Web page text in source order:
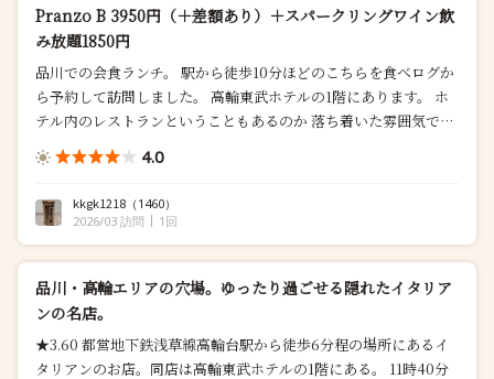
Pranzo B 3950円（＋差額あり）＋スパークリングワイン飲
み放題1850円
品川での会食ランチ。 駅から徒歩10分ほどのこちらを食べログか
ら予約して訪問しました。 高輪東武ホテルの1階にあります。 ホ
テル内のレストランということもあるのか 落ち着いた雰囲気で
す。 コースはパスタランチ、ダノイランチ、シェフランチとあ
り、 値段が高くなるにつれ、品数が増えるイメ...
4.0
kkgk1218 （1460）
2026/03 訪問
1回
品川・高輪エリアの穴場。ゆったり過ごせる隠れたイタリア
ンの名店。
★3.60 都営地下鉄浅草線高輪台駅から徒歩6分程の場所にあるイ
タリアンのお店。同店は高輪東武ホテルの1階にある。 11時40分